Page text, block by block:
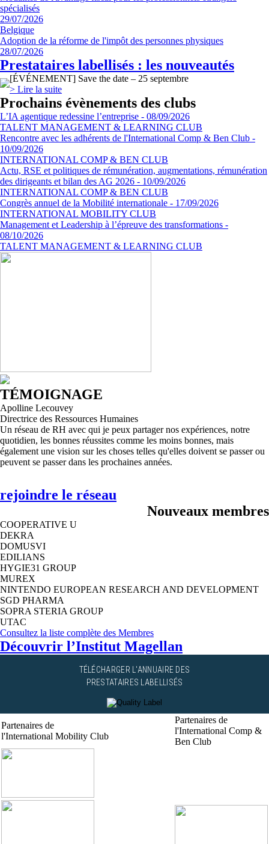
spécialisés
29/07/2026
Belgique
Adoption de la réforme de l'impôt des personnes physiques
28/07/2026
Prestataires labellisés : les nouveautés
[ÉVÉNEMENT] Save the date – 25 septembre
> Lire la suite
Prochains évènements des clubs
L’IA agentique redessine l’entreprise - 08/09/2026
TALENT MANAGEMENT & LEARNING CLUB
Rencontre avec les adhérents de l'International Comp & Ben Club -
10/09/2026
INTERNATIONAL COMP & BEN CLUB
Actu, RSE et politiques de rémunération, augmentations, rémunération
des dirigeants et bilan des AG 2026 - 10/09/2026
INTERNATIONAL COMP & BEN CLUB
Congrès annuel de la Mobilité internationale - 17/09/2026
INTERNATIONAL MOBILITY CLUB
Management et Leadership à l’épreuve des transformations -
08/10/2026
TALENT MANAGEMENT & LEARNING CLUB
TÉMOIGNAGE
Apolline Lecouvey
Directrice des Ressources Humaines
Un réseau de RH avec qui je peux partager nos expériences, notre
quotidien, les bonnes réussites comme les moins bonnes, mais
également une vision sur les choses telles qu'elles doivent se passer ou
peuvent se passer dans les prochaines années.
rejoindre le réseau
Nouveaux membres
COOPERATIVE U
DEKRA
DOMUSVI
EDILIANS
HYGIE31 GROUP
MUREX
NINTENDO EUROPEAN RESEARCH AND DEVELOPMENT
SGD PHARMA
SOPRA STERIA GROUP
UTAC
Consultez la liste complète des Membres
Découvrir l’Institut Magellan
TÉLÉCHARGER L'ANNUAIRE DES
PRESTATAIRES LABELLISÉS
Partenaires de
l'International Mobility Club
Partenaires de
l'International Comp &
Ben Club